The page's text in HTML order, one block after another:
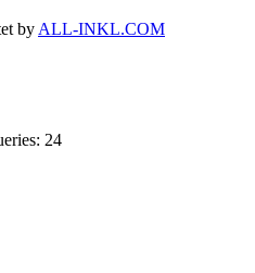
by ALL-INKL.COM
24